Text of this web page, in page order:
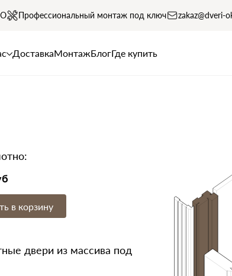
Профессиональный монтаж под ключ zakaz@dveri-
ДоставкаМонтажБлогГде купить
в корзину
двери из массива под